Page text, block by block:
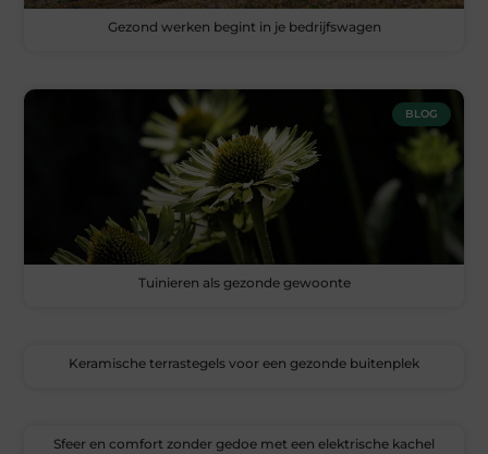
Gezond werken begint in je bedrijfswagen
BLOG
Tuinieren als gezonde gewoonte
Keramische terrastegels voor een gezonde buitenplek
Sfeer en comfort zonder gedoe met een elektrische kachel